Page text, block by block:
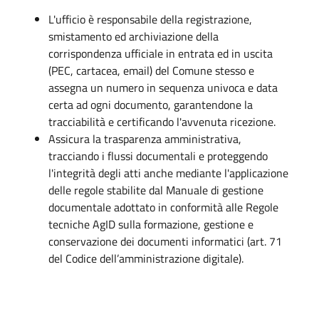
L'ufficio è responsabile della registrazione,
smistamento ed archiviazione della
corrispondenza ufficiale in entrata ed in uscita
(PEC, cartacea, email) del Comune stesso e
assegna un numero in sequenza univoca e data
certa ad ogni documento, garantendone la
tracciabilità e certificando l'avvenuta ricezione.
Assicura la trasparenza amministrativa,
tracciando i flussi documentali e proteggendo
l'integrità degli atti anche mediante l'applicazione
delle regole stabilite dal Manuale di gestione
documentale adottato in conformità alle Regole
tecniche AgID sulla formazione, gestione e
conservazione dei documenti informatici (art. 71
del Codice dell’amministrazione digitale).